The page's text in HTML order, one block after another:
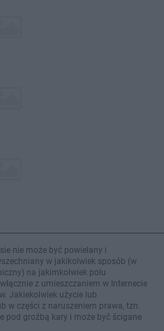
nie może być powielany i
w jakikolwiek sposób (w
na jakimkolwiek polu
z umieszczaniem w Internecie
Jakiekolwiek użycie lub
w części z naruszeniem prawa, tzn.
pod groźbą kary i może być ścigane